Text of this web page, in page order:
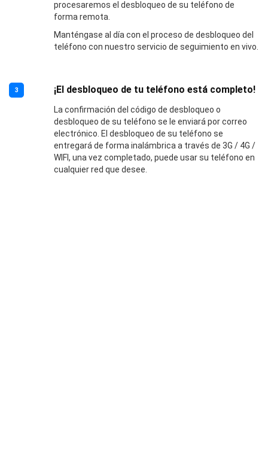
procesaremos el desbloqueo de su teléfono de
forma remota.
Manténgase al día con el proceso de desbloqueo del
teléfono con nuestro servicio de seguimiento en vivo.
3 ¡El desbloqueo de tu teléfono está completo!
La confirmación del código de desbloqueo o
desbloqueo de su teléfono se le enviará por correo
electrónico. El desbloqueo de su teléfono se
entregará de forma inalámbrica a través de 3G / 4G /
WIFI, una vez completado, puede usar su teléfono en
cualquier red que desee.